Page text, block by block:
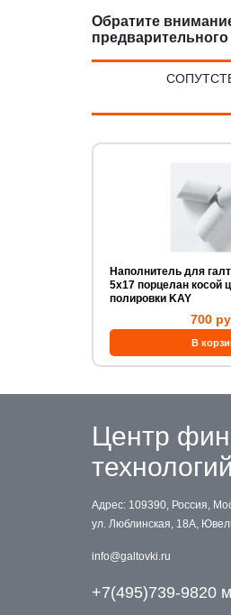
Обратите
Наполнитель для галтовки
5x17 порцелан косой
полировки KAY
700
Центр
технологий
Адрес: 109390, Россия,
ул. Люблинская, 18А,
info@galtovki.ru
+7(495)739-9820